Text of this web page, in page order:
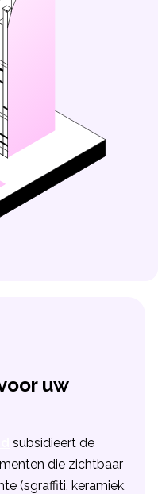
uw
subsidieert de
die zichtbaar
(sgraffiti, keramiek,